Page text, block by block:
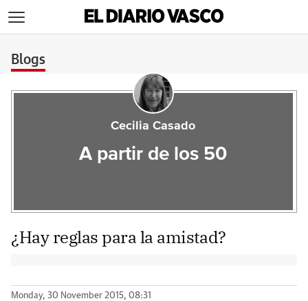
Blogs
Cecilia Casado
A partir de los 50
¿Hay reglas para la amistad?
Monday, 30 November 2015, 08:31